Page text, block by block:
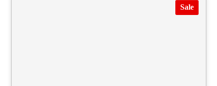
Sale